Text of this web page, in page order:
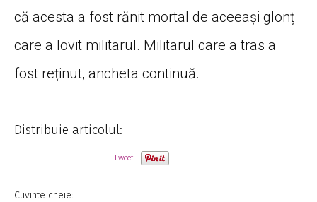
că acesta a fost rănit mortal de aceeași glonț
care a lovit militarul. Militarul care a tras a
fost reținut, ancheta continuă.
Distribuie articolul:
Tweet
Cuvinte cheie: